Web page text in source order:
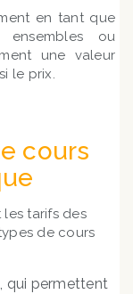
en tant que
ensembles ou
une valeur
le prix.
cours
tarifs des
de cours
, qui permettent